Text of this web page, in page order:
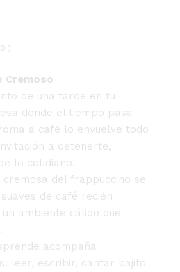
Cremoso
de una tarde en tu
donde el tiempo pasa
a café lo envuelve todo
a detenerte,
lo cotidiano.
del frappuccino se
de café recién
ambiente cálido que
acompaña
leer, escribir, cantar bajito